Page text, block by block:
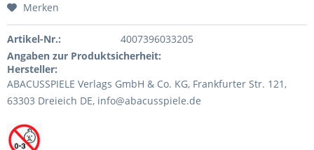
Merken
Artikel-Nr.:
4007396033205
Angaben zur Produktsicherheit:
Hersteller:
ABACUSSPIELE Verlags GmbH & Co. KG, Frankfurter Str. 121,
63303 Dreieich DE, info@abacusspiele.de